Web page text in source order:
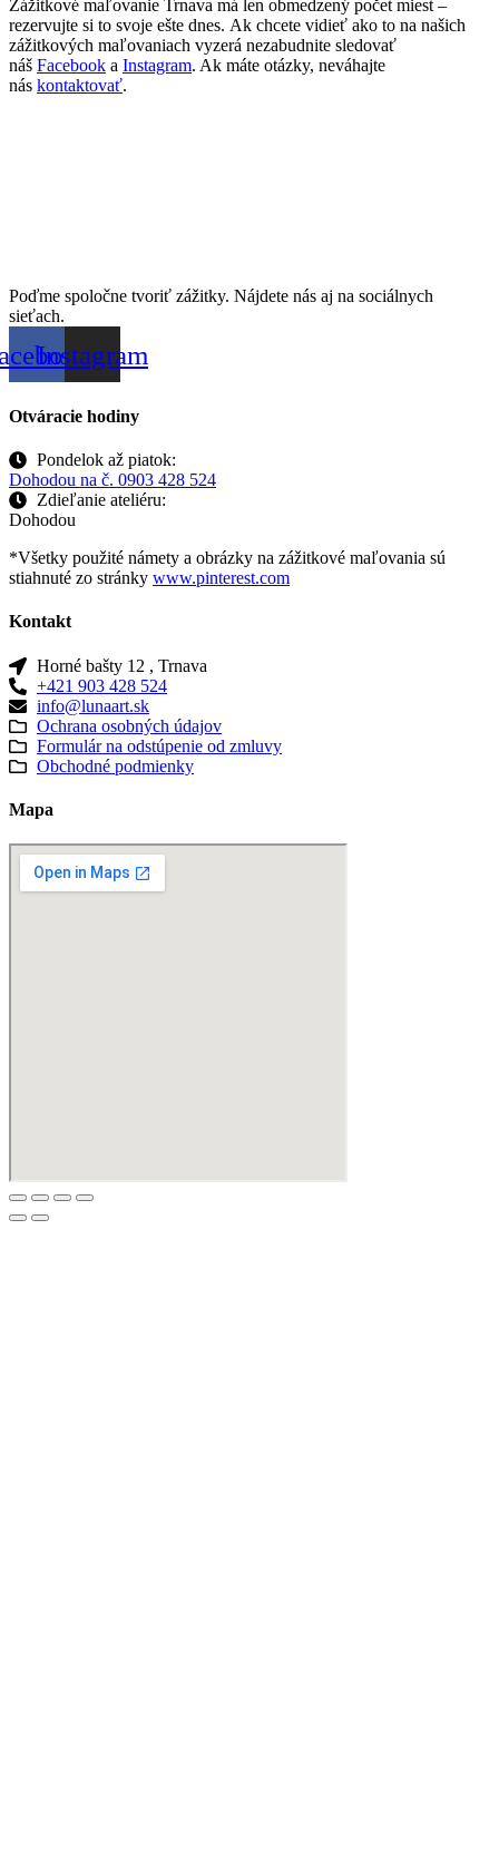
Zážitkové maľovanie Trnava má len obmedzený počet miest –
rezervujte si to svoje ešte dnes. Ak chcete vidieť ako to na našich
zážitkových maľovaniach vyzerá nezabudnite sledovať
náš Facebook a Instagram. Ak máte otázky, neváhajte
nás kontaktovať.
Poďme spoločne tvoriť zážitky. Nájdete nás aj na sociálnych
sieťach.
Instagram
Otváracie hodiny
Pondelok až piatok:
Dohodou na č. 0903 428 524
Zdieľanie ateliéru:
Dohodou
*Všetky použité námety a obrázky na zážitkové maľovania sú
stiahnuté zo stránky www.pinterest.com
Kontakt
Horné bašty 12 , Trnava
+421 903 428 524
info@lunaart.sk
Ochrana osobných údajov
Formulár na odstúpenie od zmluvy
Obchodné podmienky
Mapa